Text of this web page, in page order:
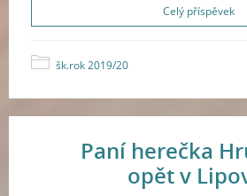
Celý příspěvek
šk.rok 2019/20
Paní herečka
opět v